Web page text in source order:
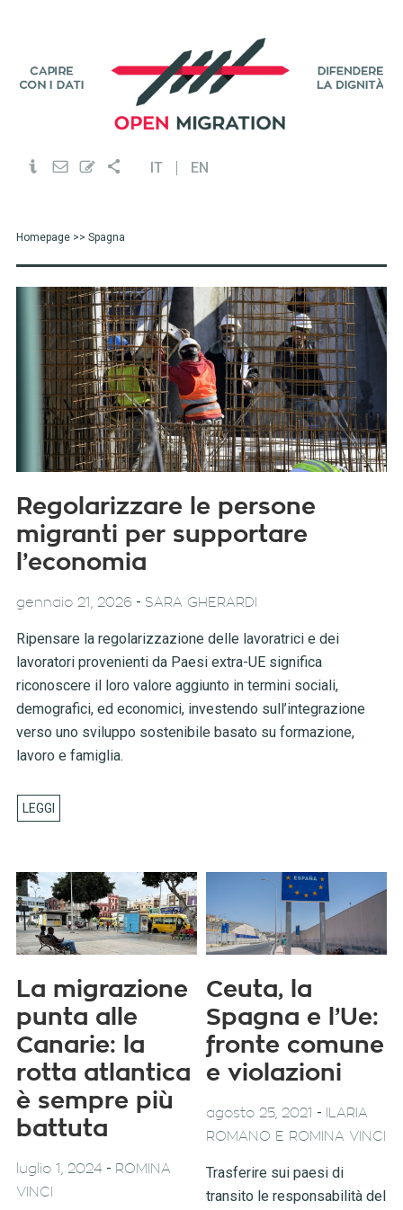
IT EN
Homepage>> Spagna
Regolarizzare le persone
migranti per supportare
l’economia
gennaio 21, 2026- SARA GHERARDI
Ripensare la regolarizzazione delle lavoratrici e dei
lavoratori provenienti da Paesi extra-UE significa
riconoscere il loro valore aggiunto in termini sociali,
demografici, ed economici, investendo sull’integrazione
verso uno sviluppo sostenibile basato su formazione,
lavoro e famiglia.
La migrazione
punta alle
Canarie: la
rotta atlantica
è sempre più
battuta
luglio 1, 2024 - ROMINA
VINCI
Ceuta, la
Spagna e l’Ue:
fronte comune
e violazioni
agosto 25, 2021 -
ILARIA
ROMANO E ROMINA VINCI
Trasferire sui paesi di
transito le responsabilità del